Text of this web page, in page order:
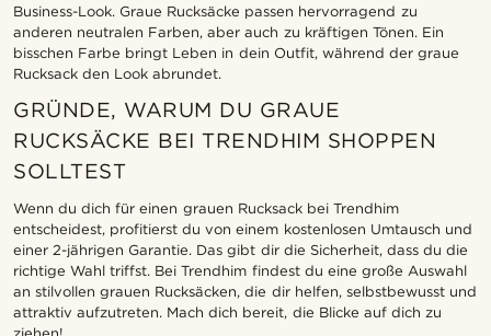
Business-Look. Graue Rucksäcke passen hervorragend zu
anderen neutralen Farben, aber auch zu kräftigen Tönen. Ein
bisschen Farbe bringt Leben in dein Outfit, während der graue
Rucksack den Look abrundet.
GRÜNDE, WARUM DU GRAUE
RUCKSÄCKE BEI TRENDHIM SHOPPEN
SOLLTEST
Wenn du dich für einen grauen Rucksack bei Trendhim
entscheidest, profitierst du von einem kostenlosen Umtausch und
einer 2-jährigen Garantie. Das gibt dir die Sicherheit, dass du die
richtige Wahl triffst. Bei Trendhim findest du eine große Auswahl
an stilvollen grauen Rucksäcken, die dir helfen, selbstbewusst und
attraktiv aufzutreten. Mach dich bereit, die Blicke auf dich zu